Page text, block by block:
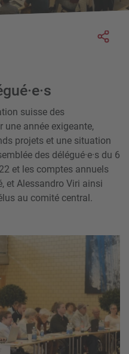
suisse des
une année exigeante,
projets et une situation
des délégué·e·s du 6
et les comptes annuels
et Alessandro Viri ainsi
au comité central.